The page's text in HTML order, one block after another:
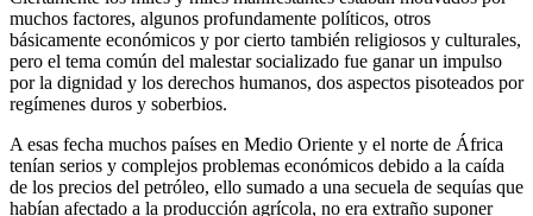
muchos factores, algunos profundamente políticos, otros
básicamente económicos y por cierto también religiosos y culturales,
pero el tema común del malestar socializado fue ganar un impulso
por la dignidad y los derechos humanos, dos aspectos pisoteados por
regímenes duros y soberbios.
A esas fecha muchos países en Medio Oriente y el norte de África
tenían serios y complejos problemas económicos debido a la caída
de los precios del petróleo, ello sumado a una secuela de sequías que
habían afectado a la producción agrícola, no era extraño suponer